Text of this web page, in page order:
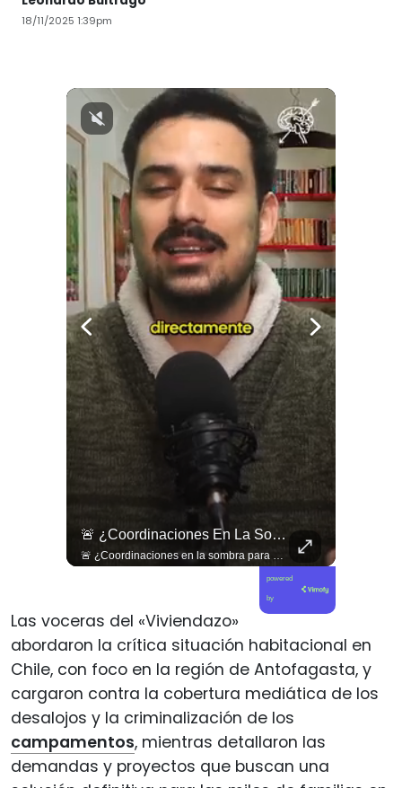
18/11/2025 1:39pm
🚨 ¿Coordinaciones En La Sombra Para Blindar Una Candidatura Presidencial?
🚨 ¿Coordinaciones en la sombra para blindar una candidatura presidencial? Nuevos chats salpican a Andrés Chadwick. 🇨🇱⚖️ Mensajes incautados por la Fiscalía revelan que el exministro operó junto a Luis Hermosilla para preparar a testigos clave en la causa por coimas de LAN en 2009. Las conversaciones desmienten la versión de Chadwick sobre haberse enterado del caso por la prensa, exponiendo una estrategia judicial y comunicacional para evitar que el escándalo de información privilegiada y pagos indebidos afectara la carrera de Sebastián Piñera a La Moneda. 📲💣 🎥 Revisa el desglose completo de los chats y los detalles del reportaje en elciudadano.com 🔗 (Link en la biografía). ¿Qué impacto crees que tienen estas revelaciones en la trastienda del poder político? Te leemos en los comentarios. 💬👇🏼
powered
by
Las voceras del «Viviendazo»
abordaron la crítica situación habitacional en
Chile, con foco en la región de Antofagasta, y
cargaron contra la cobertura mediática de los
desalojos y la criminalización de los
campamentos, mientras detallaron las
demandas y proyectos que buscan una